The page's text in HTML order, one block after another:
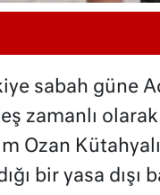
sabah güne
zamanlı olarak
Ozan
bir yasa